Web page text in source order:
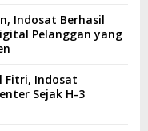
Indosat Berhasil
Pelanggan yang
Fitri, Indosat
Sejak H-3